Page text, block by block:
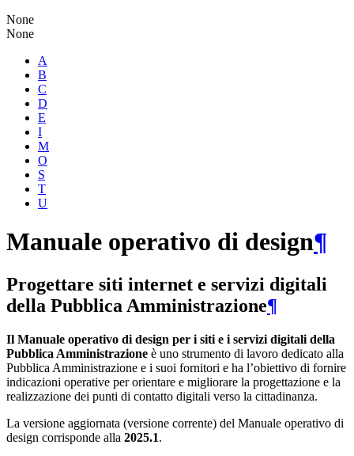
None
None
A
B
C
D
E
I
M
O
S
T
U
Manuale operativo di design¶
Progettare siti internet e servizi digitali
della Pubblica Amministrazione¶
Il Manuale operativo di design per i siti e i servizi digitali della
Pubblica Amministrazione è uno strumento di lavoro dedicato alla
Pubblica Amministrazione e i suoi fornitori e ha l’obiettivo di fornire
indicazioni operative per orientare e migliorare la progettazione e la
realizzazione dei punti di contatto digitali verso la cittadinanza.
La versione aggiornata (versione corrente) del Manuale operativo di
design corrisponde alla 2025.1.